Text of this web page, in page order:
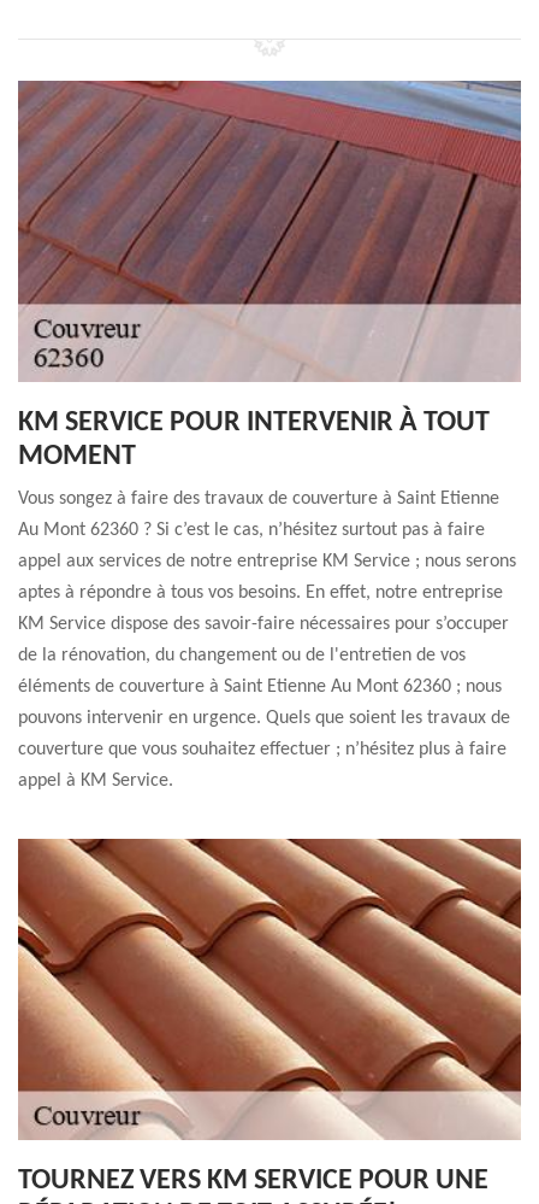
KM SERVICE POUR INTERVENIR À TOUT
MOMENT
Vous songez à faire des travaux de couverture à Saint Etienne
Au Mont 62360 ? Si c’est le cas, n’hésitez surtout pas à faire
appel aux services de notre entreprise KM Service ; nous serons
aptes à répondre à tous vos besoins. En effet, notre entreprise
KM Service dispose des savoir-faire nécessaires pour s’occuper
de la rénovation, du changement ou de l'entretien de vos
éléments de couverture à Saint Etienne Au Mont 62360 ; nous
pouvons intervenir en urgence. Quels que soient les travaux de
couverture que vous souhaitez effectuer ; n’hésitez plus à faire
appel à KM Service.
TOURNEZ VERS KM SERVICE POUR UNE